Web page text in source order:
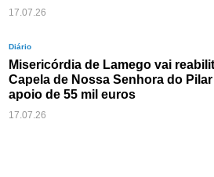
17.07.26
Diário
Misericórdia de Lamego vai
Capela de Nossa Senhora do
apoio de 55 mil euros
17.07.26